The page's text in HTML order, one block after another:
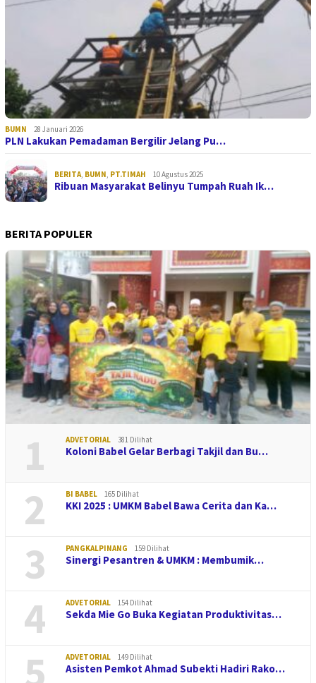
BUMN 28 Januari 2026
PLN Lakukan Pemadaman Bergilir Jelang Pu…
BERITA, BUMN, PT.TIMAH 10 Agustus 2025
Ribuan Masyarakat Belinyu Tumpah Ruah Ik…
BERITA POPULER
1 ADVETORIAL 381 Dilihat
Koloni Babel Gelar Berbagi Takjil dan Bu…
2 BI BABEL 165 Dilihat
KKI 2025 : UMKM Babel Bawa Cerita dan Ka…
3 PANGKALPINANG 159 Dilihat
Sinergi Pesantren & UMKM : Membumik…
4 ADVETORIAL 154 Dilihat
Sekda Mie Go Buka Kegiatan Produktivitas…
5 ADVETORIAL 149 Dilihat
Asisten Pemkot Ahmad Subekti Hadiri Rako…